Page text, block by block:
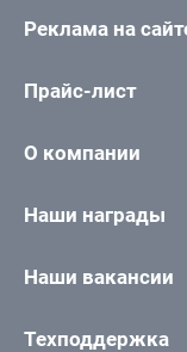
Реклама на
Прайс-лист
О компании
Наши награды
Наши вакансии
Техподдержка